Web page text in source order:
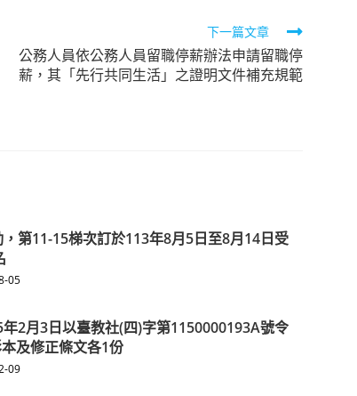
下一篇文章
公務人員依公務人員留職停薪辦法申請留職停
薪，其「先行共同生活」之證明文件補充規範
第11-15梯次訂於113年8月5日至8月14日受
05
2月3日以臺教社(四)字第1150000193A號令
及修正條文各1份
09